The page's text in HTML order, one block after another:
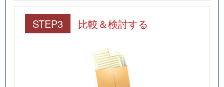
STEP3 比較＆検討する